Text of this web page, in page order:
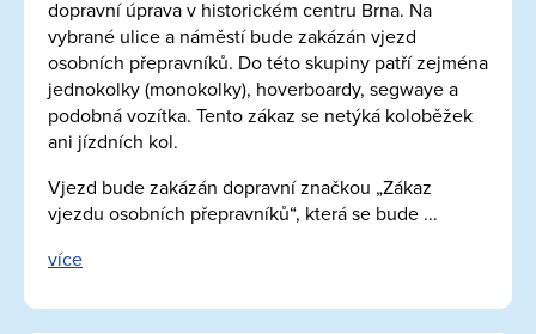
dopravní úprava v historickém centru Brna. Na
vybrané ulice a náměstí bude zakázán vjezd
osobních přepravníků. Do této skupiny patří zejména
jednokolky (monokolky), hoverboardy, segwaye a
podobná vozítka. Tento zákaz se netýká koloběžek
ani jízdních kol.
Vjezd bude zakázán dopravní značkou „Zákaz
vjezdu osobních přepravníků“, která se bude ...
více